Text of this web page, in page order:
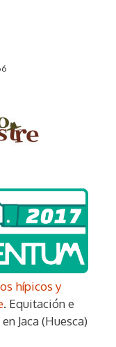
hípicos y
. Equitación e
Jaca (Huesca)